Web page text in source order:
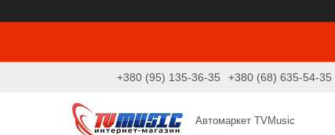
+380 (95) 135-36-35 +380 (68) 635-54-35
Автомаркет TVMusic